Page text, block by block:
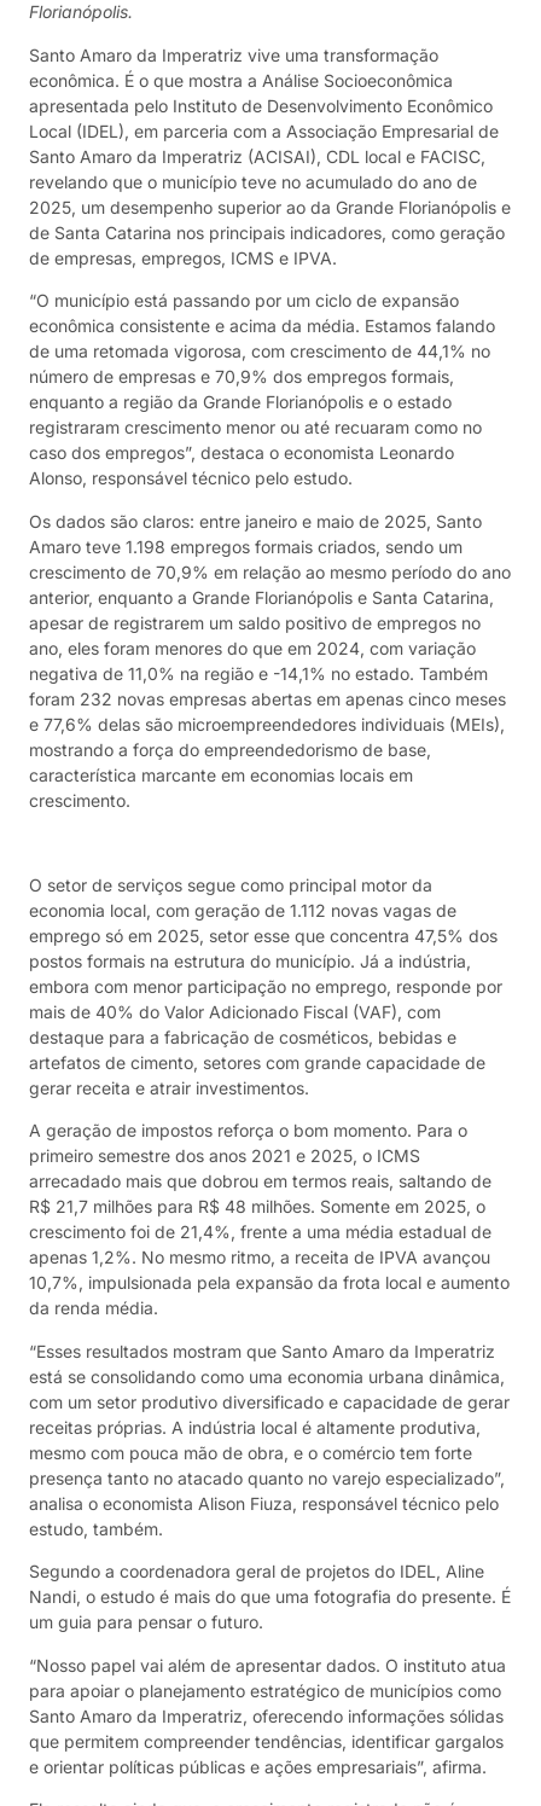
Florianópolis.
Santo Amaro da Imperatriz vive uma transformação
econômica. É o que mostra a Análise Socioeconômica
apresentada pelo Instituto de Desenvolvimento Econômico
Local (IDEL), em parceria com a Associação Empresarial de
Santo Amaro da Imperatriz (ACISAI), CDL local e FACISC,
revelando que o município teve no acumulado do ano de
2025, um desempenho superior ao da Grande Florianópolis e
de Santa Catarina nos principais indicadores, como geração
de empresas, empregos, ICMS e IPVA.
“O município está passando por um ciclo de expansão
econômica consistente e acima da média. Estamos falando
de uma retomada vigorosa, com crescimento de 44,1% no
número de empresas e 70,9% dos empregos formais,
enquanto a região da Grande Florianópolis e o estado
registraram crescimento menor ou até recuaram como no
caso dos empregos”, destaca o economista Leonardo
Alonso, responsável técnico pelo estudo.
Os dados são claros: entre janeiro e maio de 2025, Santo
Amaro teve 1.198 empregos formais criados, sendo um
crescimento de 70,9% em relação ao mesmo período do ano
anterior, enquanto a Grande Florianópolis e Santa Catarina,
apesar de registrarem um saldo positivo de empregos no
ano, eles foram menores do que em 2024, com variação
negativa de 11,0% na região e -14,1% no estado. Também
foram 232 novas empresas abertas em apenas cinco meses
e 77,6% delas são microempreendedores individuais (MEIs),
mostrando a força do empreendedorismo de base,
característica marcante em economias locais em
crescimento.
O setor de serviços segue como principal motor da
economia local, com geração de 1.112 novas vagas de
emprego só em 2025, setor esse que concentra 47,5% dos
postos formais na estrutura do município. Já a indústria,
embora com menor participação no emprego, responde por
mais de 40% do Valor Adicionado Fiscal (VAF), com
destaque para a fabricação de cosméticos, bebidas e
artefatos de cimento, setores com grande capacidade de
gerar receita e atrair investimentos.
A geração de impostos reforça o bom momento. Para o
primeiro semestre dos anos 2021 e 2025, o ICMS
arrecadado mais que dobrou em termos reais, saltando de
R$ 21,7 milhões para R$ 48 milhões. Somente em 2025, o
crescimento foi de 21,4%, frente a uma média estadual de
apenas 1,2%. No mesmo ritmo, a receita de IPVA avançou
10,7%, impulsionada pela expansão da frota local e aumento
da renda média.
“Esses resultados mostram que Santo Amaro da Imperatriz
está se consolidando como uma economia urbana dinâmica,
com um setor produtivo diversificado e capacidade de gerar
receitas próprias. A indústria local é altamente produtiva,
mesmo com pouca mão de obra, e o comércio tem forte
presença tanto no atacado quanto no varejo especializado”,
analisa o economista Alison Fiuza, responsável técnico pelo
estudo, também.
Segundo a coordenadora geral de projetos do IDEL, Aline
Nandi, o estudo é mais do que uma fotografia do presente. É
um guia para pensar o futuro.
“Nosso papel vai além de apresentar dados. O instituto atua
para apoiar o planejamento estratégico de municípios como
Santo Amaro da Imperatriz, oferecendo informações sólidas
que permitem compreender tendências, identificar gargalos
e orientar políticas públicas e ações empresariais”, afirma.